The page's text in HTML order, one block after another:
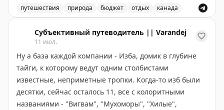
ваши ЮЮ.
#ДомСолнца
🟨 Мы есть здесьМах·ТГ· ВК·Сайт
достаточно пройти по искусственному мосту от
парковки. Природный мост образовался благодаря
эрозии известняка и абразии, вызванной потоком
реки. Река продолжает активно вырезать русло,
создавая впечатляющие скальные формации с
водяными бассейнами. Вход в парк Йохо платный, но
сам Природный мост посещать бесплатно. Идеально
подходит для быстрого визита — даже 10 минут
достаточно. Учтите, что в пиковый сезон здесь
путешествия природа бюджет отдых канада
Субъективный путеводитель || Varandej
11 июл.
Ну а база каждой компании - Изба, домик в глубине
тайги, к которому ведут одним столбистами
известные, неприметные тропки. Когда-то изб были
десятки, сейчас осталось 11, все с колоритными
названиями - "Вигвам", "Мухоморы", "Хилые",